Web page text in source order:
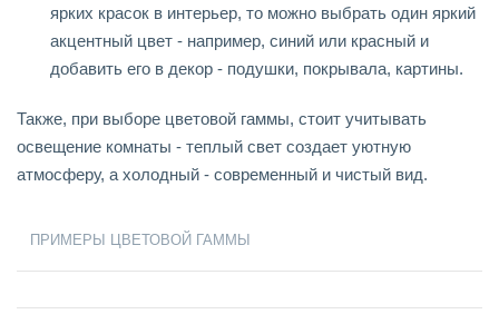
ярких красок в интерьер, то можно выбрать один яркий
акцентный цвет - например, синий или красный и
добавить его в декор - подушки, покрывала, картины.
Также, при выборе цветовой гаммы, стоит учитывать
освещение комнаты - теплый свет создает уютную
атмосферу, а холодный - современный и чистый вид.
ПРИМЕРЫ ЦВЕТОВОЙ ГАММЫ